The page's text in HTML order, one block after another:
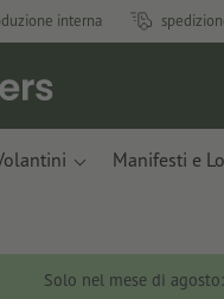
interna
Manifesti e
Solo nel mese di agosto: